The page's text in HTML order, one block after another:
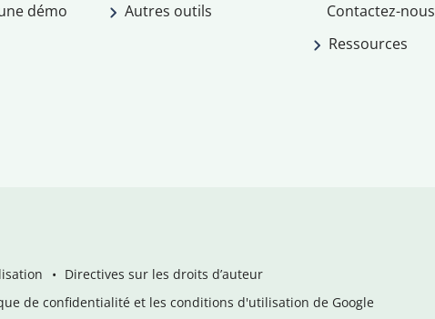
démo
Autres outils
Contactez-nous
Ressources
Directives sur les droits d’auteur
de confidentialité et les conditions d'utilisation de Google